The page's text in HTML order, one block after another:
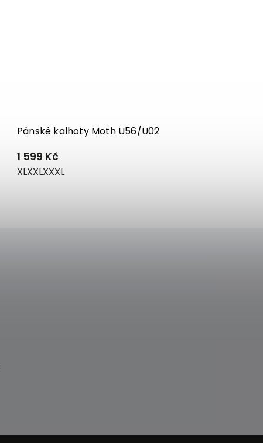
Pánské kalhoty Moth U56/U02
1 599 Kč
XLXXLXXXL